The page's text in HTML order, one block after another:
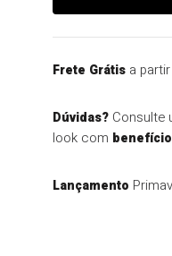
Frete Grátisa partir
Dúvidas?Consulte
look com
Lançamento